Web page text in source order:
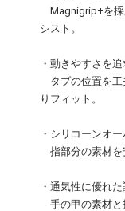
Magnigrip+を採
シスト。
・動きやすさを
タブの位置を工
りフィット。
・シリコーンオ
指部分の素材を
・通気性に優れ
手の甲の素材と